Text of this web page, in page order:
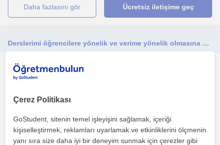
daha fazlasını gör Ücretsiz iletişime geç
Derslerimi öğrencilere yönelik ve verime yönelik olmasına önem veririm
Kisisel savunma
yapmaya devam ediyorum yanı sıra Ankara üniversitesi spor ...
Çerez Politikası
GoStudent, sitenin temel işleyişini sağlamak, içeriği
kişiselleştirmek, reklamları uyarlamak ve etkinliklerini ölçmenin
yanı sıra size daha iyi bir deneyim sunmak için çerezler gibi